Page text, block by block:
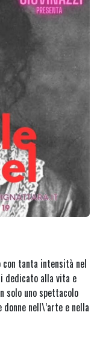
tanta intensità nel
dedicato alla vita e
solo uno spettacolo
nell\’arte e nella